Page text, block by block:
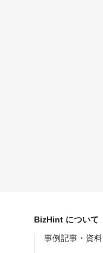
BizHint について
事例記事・資料